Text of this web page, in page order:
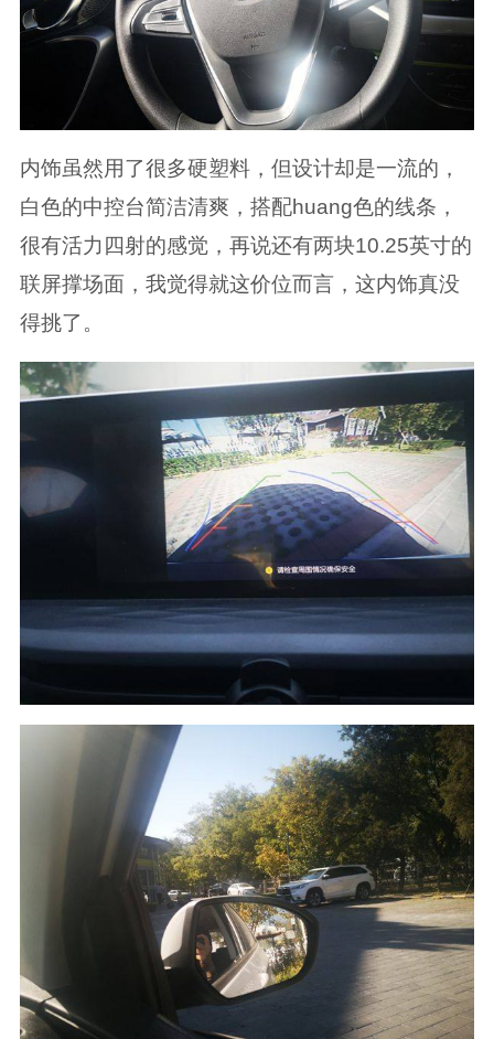
内饰虽然用了很多硬塑料，但设计却是一流的，
白色的中控台简洁清爽，搭配huang色的线条，
很有活力四射的感觉，再说还有两块10.25英寸的
联屏撑场面，我觉得就这价位而言，这内饰真没
得挑了。